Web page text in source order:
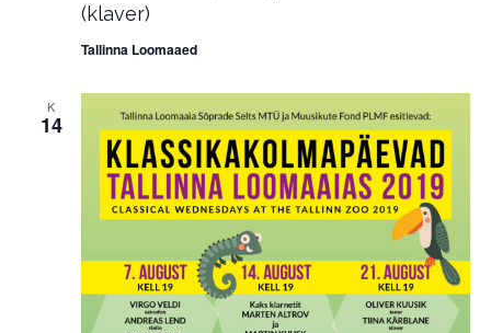
(klaver)
Tallinna Loomaaed
K
14